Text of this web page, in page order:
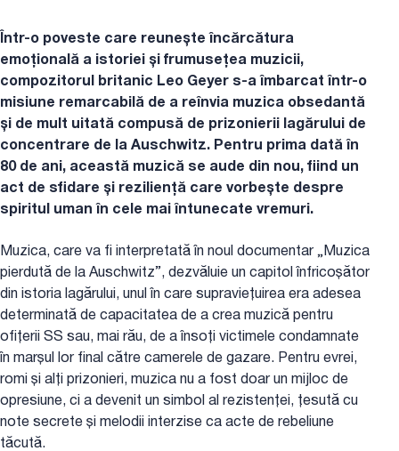
Într-o poveste care reunește încărcătura
emoțională a istoriei și frumusețea muzicii,
compozitorul britanic Leo Geyer s-a îmbarcat într-o
misiune remarcabilă de a reînvia muzica obsedantă
și de mult uitată compusă de prizonierii lagărului de
concentrare de la Auschwitz. Pentru prima dată în
80 de ani, această muzică se aude din nou, fiind un
act de sfidare și reziliență care vorbește despre
spiritul uman în cele mai întunecate vremuri.
Muzica, care va fi interpretată în noul documentar „Muzica
pierdută de la Auschwitz”, dezvăluie un capitol înfricoșător
din istoria lagărului, unul în care supraviețuirea era adesea
determinată de capacitatea de a crea muzică pentru
ofițerii SS sau, mai rău, de a însoți victimele condamnate
în marșul lor final către camerele de gazare. Pentru evrei,
romi și alți prizonieri, muzica nu a fost doar un mijloc de
opresiune, ci a devenit un simbol al rezistenței, țesută cu
note secrete și melodii interzise ca acte de rebeliune
tăcută.